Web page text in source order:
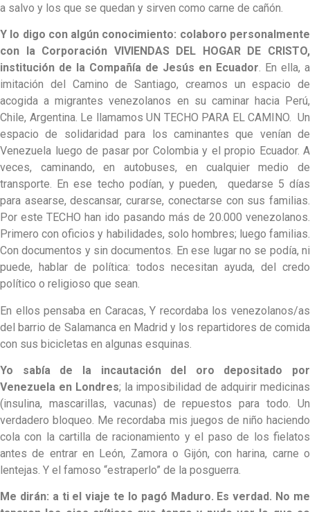
a salvo y los que se quedan y sirven como carne de cañón.
Y lo digo con algún conocimiento: colaboro personalmente
con la Corporación VIVIENDAS DEL HOGAR DE CRISTO,
institución de la Compañía de Jesús en Ecuador. En ella, a
imitación del Camino de Santiago, creamos un espacio de
acogida a migrantes venezolanos en su caminar hacia Perú,
Chile, Argentina. Le llamamos UN TECHO PARA EL CAMINO. Un
espacio de solidaridad para los caminantes que venían de
Venezuela luego de pasar por Colombia y el propio Ecuador. A
veces, caminando, en autobuses, en cualquier medio de
transporte. En ese techo podían, y pueden, quedarse 5 días
para asearse, descansar, curarse, conectarse con sus familias.
Por este TECHO han ido pasando más de 20.000 venezolanos.
Primero con oficios y habilidades, solo hombres; luego familias.
Con documentos y sin documentos. En ese lugar no se podía, ni
puede, hablar de política: todos necesitan ayuda, del credo
político o religioso que sean.
En ellos pensaba en Caracas, Y recordaba los venezolanos/as
del barrio de Salamanca en Madrid y los repartidores de comida
con sus bicicletas en algunas esquinas.
Yo sabía de la incautación del oro depositado por
Venezuela en Londres; la imposibilidad de adquirir medicinas
(insulina, mascarillas, vacunas) de repuestos para todo. Un
verdadero bloqueo. Me recordaba mis juegos de niño haciendo
cola con la cartilla de racionamiento y el paso de los fielatos
antes de entrar en León, Zamora o Gijón, con harina, carne o
lentejas. Y el famoso “estraperlo” de la posguerra.
Me dirán: a ti el viaje te lo pagó Maduro. Es verdad. No me